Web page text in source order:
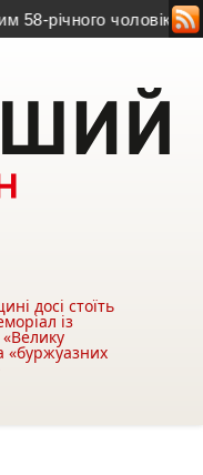
чоловіка • На
досі стоїть
із
«буржуазних